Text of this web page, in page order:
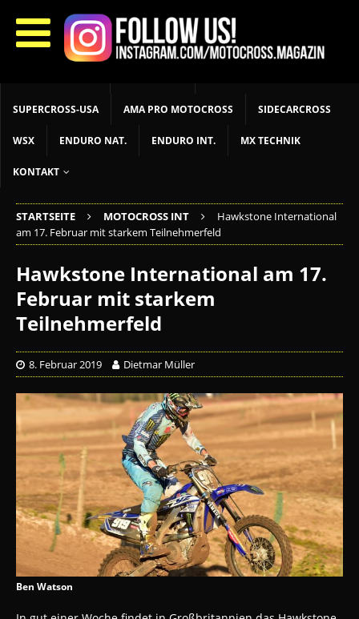
START LIVETIMING MX NEWS MX YOUTH
MX WOMEN MXGP ADAC MX MASTERS MOTOCROSS INT
SUPERCROSS-USA AMA PRO MOTOCROSS SIDECARCROSS
WSX ENDURO NAT. ENDURO INT. MX TECHNIK
KONTAKT
STARTSEITE MOTOCROSS INT
Hawkstone International
am 17. Februar mit starkem Teilnehmerfeld
Hawkstone International am 17.
Februar mit starkem
Teilnehmerfeld
8. Februar 2019 Dietmar Müller
Ben Watson